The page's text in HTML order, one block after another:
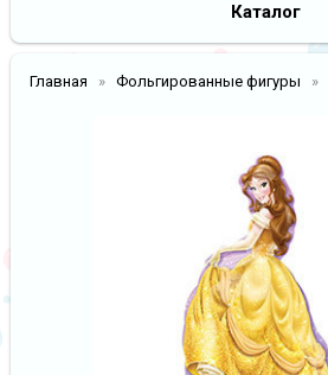
Каталог
Главная Фольгированные фигуры